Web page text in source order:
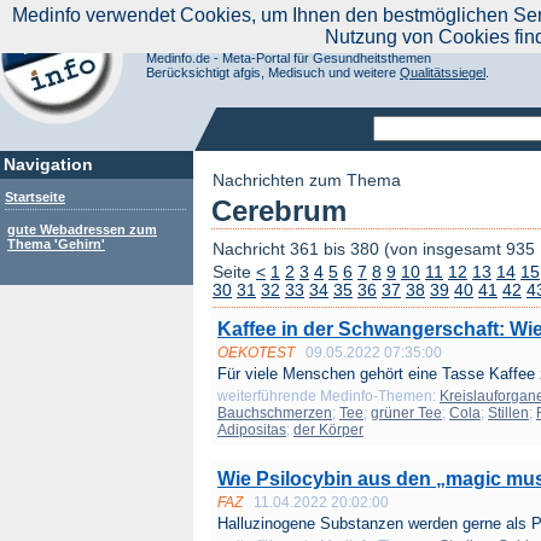
Navigation
Startseite
gute Webadressen zum
Thema 'Gehirn'
Aktuelle Nachrichten|
Suchen Sie noch oder Finden Sie schon?
Medinfo.de - Meta-Portal für Gesundheitsthemen
Berücksichtigt afgis, Medisuch und weitere Qualitätssiegel
Nachrichten zum Thema
Cerebrum
Nachricht 361 bis 380 (von insgesamt
Seite < 1 2 3 4 5 6 7 8 9 10 11 12 13 14 15
30 31 32 33 34 35 36 37 38 39 40 41 42
Kaffee in der Schwangerschaft:
OEKOTEST 09.05.2022 07:35:00
Für viele Menschen gehört eine Tasse
weiterführende Medinfo-Themen:
Bauchschmerzen; Tee; grüner Tee; Cola; Stillen;
Adipositas; der Körper
Wie Psilocybin aus den „magic
FAZ 11.04.2022 20:02:00
Halluzinogene Substanzen werden gerne als
Medinfo verwendet Cookies, um Ihnen den bestmöglichen
Nutzung von Cookies